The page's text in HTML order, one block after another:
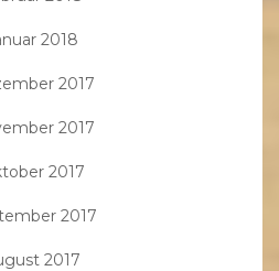
2018
2017
2017
2017
2017
2017